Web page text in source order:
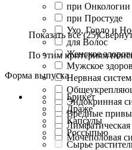
при Онкологии
при Простуде
Ухо, Горло и
для Волос
Женское
Мужское
Нервная
Эндокринная
Вредные
Лимфатическая
Мочеполовая
Показать все (25)
По этим критериям
Форма выпуска
Брикет
Драже
Капсулы
Россыпью
Сырье